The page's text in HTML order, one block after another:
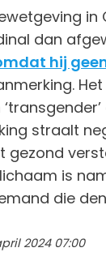
dan
hij
straalt
gezond
is
die
2024 07:00